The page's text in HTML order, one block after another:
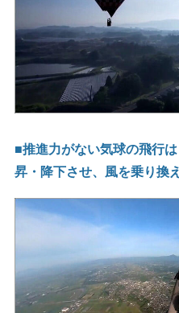
■推進力がない気球の飛行
昇・降下させ、風を乗り換